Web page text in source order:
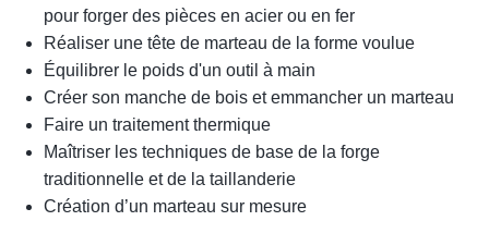
pour forger des pièces en acier ou en fer
Réaliser une tête de marteau de la forme voulue
Équilibrer le poids d'un outil à main
Créer son manche de bois et emmancher un marteau
Faire un traitement thermique
Maîtriser les techniques de base de la forge
traditionnelle et de la taillanderie
Création d’un marteau sur mesure